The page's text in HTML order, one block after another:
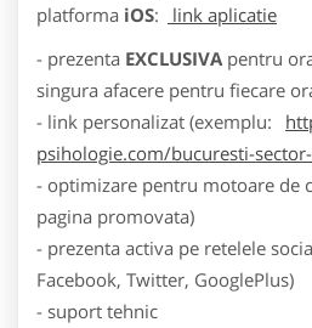
platforma iOS:
link aplicatie
- prezenta EXCLUSIVA pentru
singura afacere pentru fiecare
- link personalizat (exemplu:
psihologie.com/bucuresti-
- optimizare pentru motoare de
pagina promovata)
- prezenta activa pe retelele
Facebook, Twitter, GooglePlus)
- suport tehnic